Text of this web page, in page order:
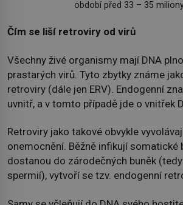
období před 33 – 35
Čím se liší retroviry od virů
Všechny živé organismy mají DNA
prastarých virů. Tyto zbytky známe
retroviry (dále jen ERV). Endogenní
uvnitř, a v tomto případě jde o vnitřek
Retroviry jako takové obvykle
onemocnění. Běžně infikují somatické
dostanou do zárodečných buněk
spermií), vytvoří se tzv. endogenní